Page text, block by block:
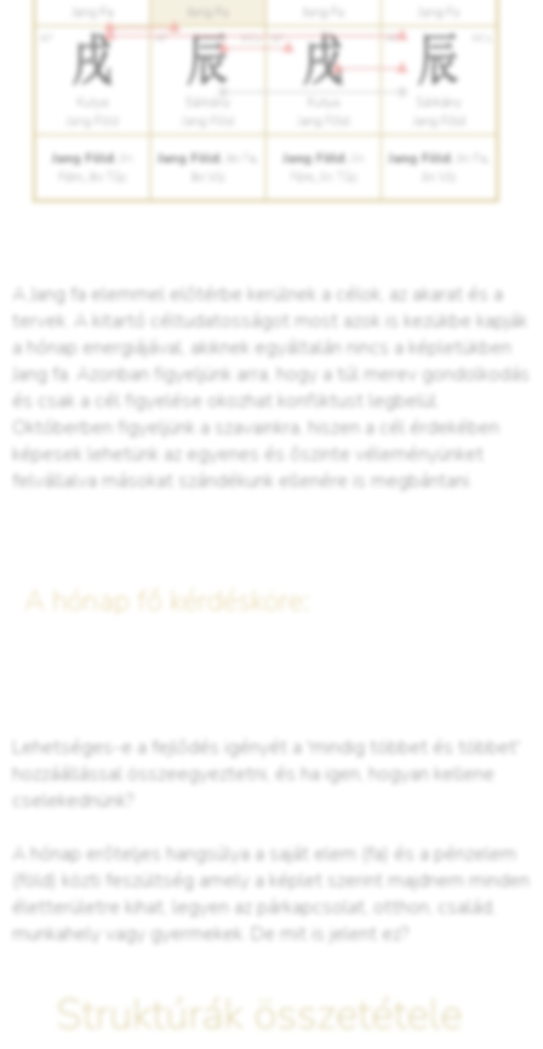
A Jang fa elemmel előtérbe kerülnek a célok, az akarat és a
tervek. A kitartó céltudatosságot most azok is kezükbe kapják
a hónap energiájával, akiknek egyáltalán nincs a képletükben
Jang fa. Azonban figyeljünk arra, hogy a túl merev gondolkodás
és csak a cél figyelése okozhat konfliktust legbelül.
Októberben figyeljünk a szavainkra, hiszen a cél érdekében
képesek lehetünk az egyenes és őszinte véleményünket
felvállalva másokat szándékunk ellenére is megbántani.
A hónap fő kérdésköre:
Lehetséges-e a fejlődés igényét a 'mindig többet és többet'
hozzáállással összeegyeztetni, és ha igen, hogyan kellene
cselekednünk?
A hónap erőteljes hangsúlya a saját elem (fa) és a pénzelem
(föld) közti feszültség amely a képlet szerint majdnem minden
életterületre kihat, legyen az párkapcsolat, otthon, család,
munkahely vagy gyermekek. De mit is jelent ez?